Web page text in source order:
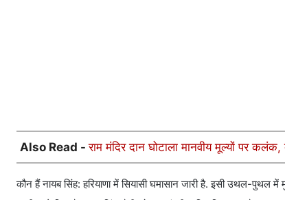
Also Read -राम मंदिर दान घोटाला मानवीय मूल्यों पर
कौन हैं नायब सिंह: हरियाणा में सियासी घमासान जारी है. इसी उथल-